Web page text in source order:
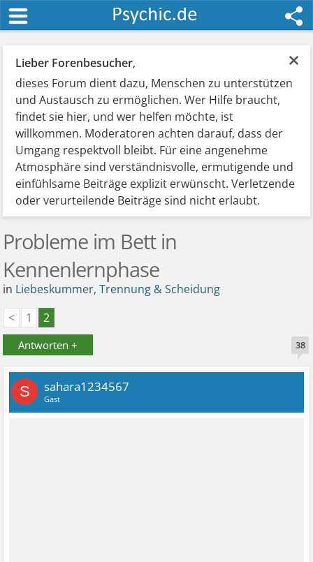
×
Lieber Forenbesucher,
dieses Forum dient dazu, Menschen zu unterstützen
und Austausch zu ermöglichen. Wer Hilfe braucht,
findet sie hier, und wer helfen möchte, ist
willkommen. Moderatoren achten darauf, dass der
Umgang respektvoll bleibt. Für eine angenehme
Atmosphäre sind verständnisvolle, ermutigende und
einfühlsame Beiträge explizit erwünscht. Verletzende
oder verurteilende Beiträge sind nicht erlaubt.
Probleme im Bett in
Kennenlernphase
in Liebeskummer, Trennung & Scheidung
<
1 2
Antworten + 38
S sahara1234567
Gast